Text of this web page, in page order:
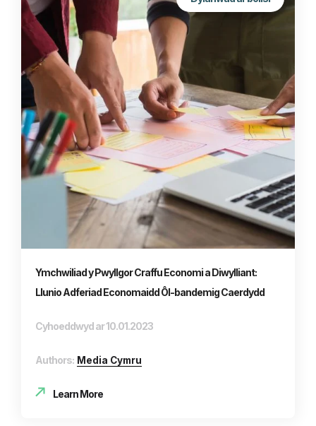
Ymchwiliad y Pwyllgor Craffu Economi a Diwylliant:
Llunio Adferiad Economaidd Ôl-bandemig Caerdydd
Cyhoeddwyd ar 10.01.2023
Authors: Media Cymru
Learn More